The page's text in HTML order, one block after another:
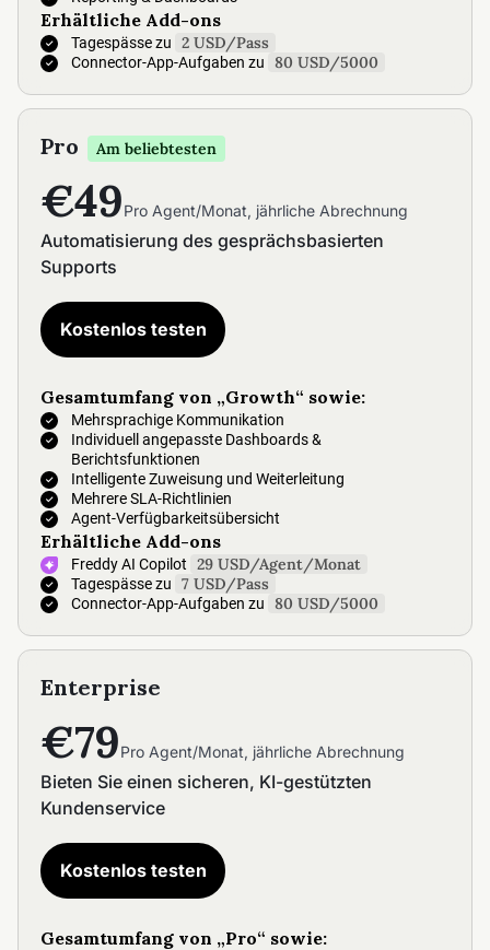
Erhältliche Add-ons
Tagespässe zu 2 USD/Pass
Connector-App-Aufgaben zu 80 USD/5000
€49Pro Agent/Monat, jährliche Abrechnung
Automatisierung des gesprächsbasierten
Supports
Pro Am beliebtesten
Gesamtumfang von „Growth“ sowie:
Mehrsprachige Kommunikation
Individuell angepasste Dashboards &
Berichtsfunktionen
Intelligente Zuweisung und Weiterleitung
Mehrere SLA-Richtlinien
Agent-Verfügbarkeitsübersicht
Erhältliche Add-ons
Freddy AI Copilot 29 USD/Agent/Monat
Tagespässe zu 7 USD/Pass
Connector-App-Aufgaben zu 80 USD/5000
Kostenlos testen
€79Pro Agent/Monat, jährliche Abrechnung
Bieten Sie einen sicheren, KI-gestützten
Kundenservice
Enterprise
Gesamtumfang von „Pro“ sowie:
Kostenlos testen